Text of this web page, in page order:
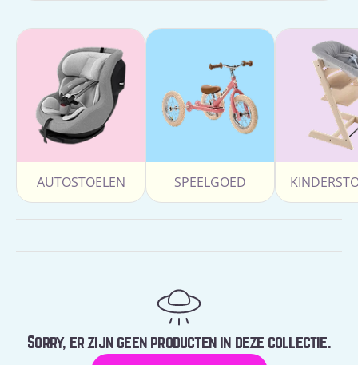
AUTOSTOELEN SPEELGOED
Sorry, er zijn geen producten in deze collectie.